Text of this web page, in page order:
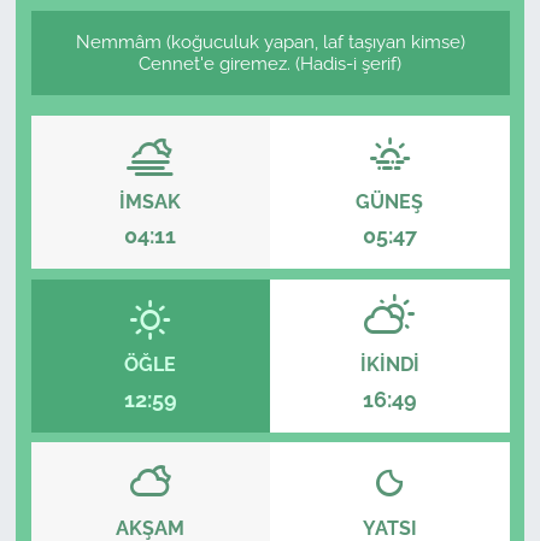
Nemmâm (koğuculuk yapan, laf taşıyan kimse)
Cennet'e giremez. (Hadis-i şerif)
İMSAK
04:11
GÜNEŞ
05:47
ÖĞLE
12:59
İKINDI
16:49
AKŞAM YATSI